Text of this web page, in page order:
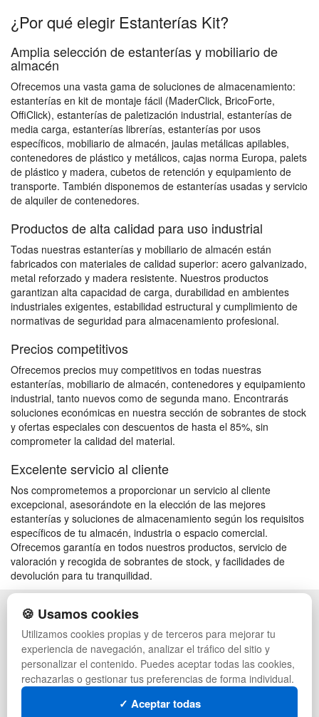
¿Por qué elegir Estanterías Kit?
Amplia selección de estanterías y mobiliario de
almacén
Ofrecemos una vasta gama de soluciones de almacenamiento:
estanterías en kit de montaje fácil (MaderClick, BricoForte,
OffiClick), estanterías de paletización industrial, estanterías de
media carga, estanterías librerías, estanterías por usos
específicos, mobiliario de almacén, jaulas metálicas apilables,
contenedores de plástico y metálicos, cajas norma Europa, palets
de plástico y madera, cubetos de retención y equipamiento de
transporte. También disponemos de estanterías usadas y servicio
de alquiler de contenedores.
Productos de alta calidad para uso industrial
Todas nuestras estanterías y mobiliario de almacén están
fabricados con materiales de calidad superior: acero galvanizado,
metal reforzado y madera resistente. Nuestros productos
garantizan alta capacidad de carga, durabilidad en ambientes
industriales exigentes, estabilidad estructural y cumplimiento de
normativas de seguridad para almacenamiento profesional.
Precios competitivos
Ofrecemos precios muy competitivos en todas nuestras
estanterías, mobiliario de almacén, contenedores y equipamiento
industrial, tanto nuevos como de segunda mano. Encontrarás
soluciones económicas en nuestra sección de sobrantes de stock
y ofertas especiales con descuentos de hasta el 85%, sin
comprometer la calidad del material.
Excelente servicio al cliente
Nos comprometemos a proporcionar un servicio al cliente
excepcional, asesorándote en la elección de las mejores
estanterías y soluciones de almacenamiento según los requisitos
específicos de tu almacén, industria o espacio comercial.
Ofrecemos garantía en todos nuestros productos, servicio de
valoración y recogida de sobrantes de stock, y facilidades de
devolución para tu tranquilidad.
POLÍTICA DE PRIVACIDAD
CONDICIONES DE USO
CAMBIOS Y DEVOLUCIONES
CONTACTO
QUIENES SOMOS
MAPA WEB
PREGUNTAS FRECUENTES
PALETS DE PLÁSTICO
MANUTENCIÓN
GESTIÓN DE RESIDUOS
PALETS
CONTENEDORES DE PLÁSTICO
LIQUIDACIÓN Y SOBRANTES
🍪 Usamos cookies
Utilizamos cookies propias y de terceros para mejorar tu
experiencia de navegación, analizar el tráfico del sitio y
personalizar el contenido. Puedes aceptar todas las cookies,
rechazarlas o gestionar tus preferencias de forma individual.
✓ Aceptar todas